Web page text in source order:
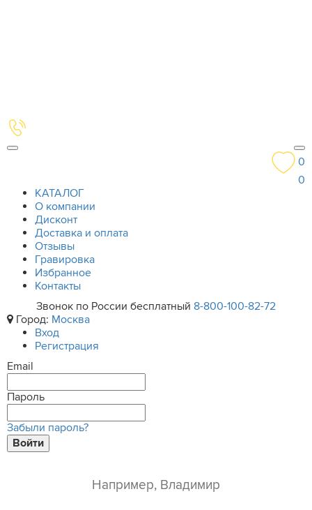
0
0
КАТАЛОГ
О компании
Дисконт
Доставка и оплата
Отзывы
Гравировка
Избранное
Контакты
Звонок по России бесплатный 8-800-100-82-72
Город: Москва
Вход
Регистрация
Email
Пароль
Забыли пароль?
Войти